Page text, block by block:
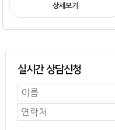
상세보기
실시간 상담신청